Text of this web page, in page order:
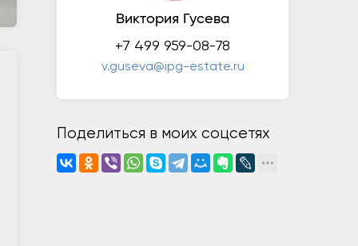
Виктория Гусева
+7 499 959-08-78
v.guseva@ipg-estate.ru
Поделиться в моих соцсетях